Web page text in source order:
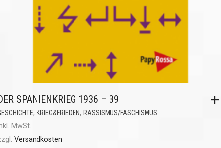
SPANIENKRIEG 1936 – 39
, KRIEG&FRIEDEN, RASSISMUS/FASCHISMUS
MwSt.
Versandkosten